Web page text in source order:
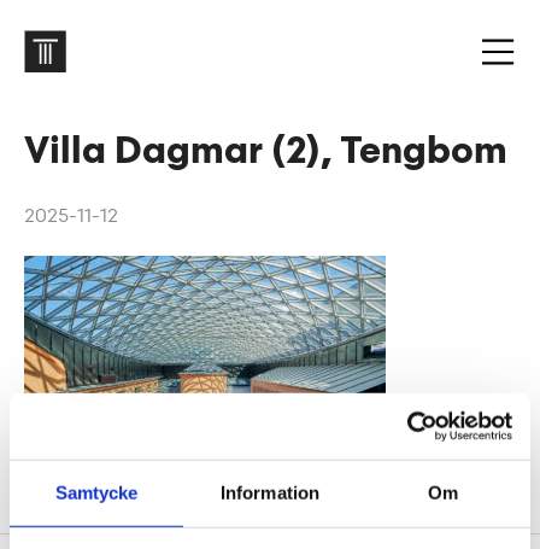
Samtycke Information Om
Villa Dagmar (2), Tengbom
2025-11-12